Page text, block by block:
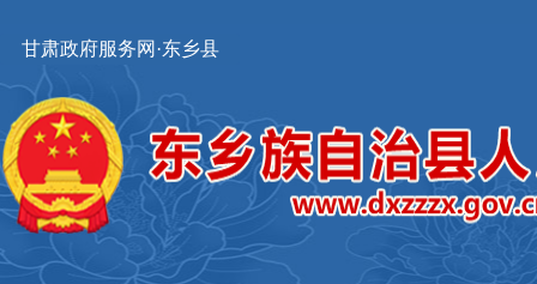
甘肃政府服务网·东乡县